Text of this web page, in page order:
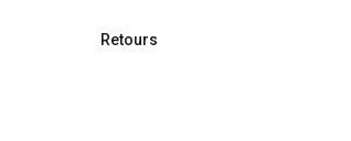
Retours